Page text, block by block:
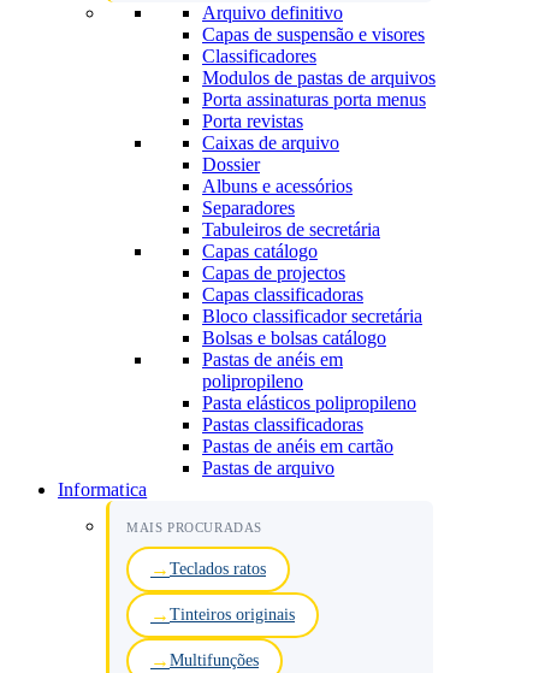
Arquivo definitivo
Capas de suspensão e visores
Classificadores
Modulos de pastas de arquivos
Porta assinaturas porta menus
Porta revistas
Caixas de arquivo
Dossier
Albuns e acessórios
Separadores
Tabuleiros de secretária
Capas catálogo
Capas de projectos
Capas classificadoras
Bloco classificador secretária
Bolsas e bolsas catálogo
Pastas de anéis em
polipropileno
Pasta elásticos polipropileno
Pastas classificadoras
Pastas de anéis em cartão
Pastas de arquivo
Informatica
MAIS PROCURADAS
Teclados ratos
Tinteiros originais
Multifunções